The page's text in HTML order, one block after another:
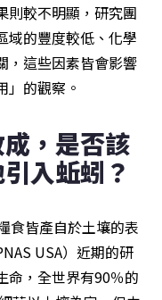
則較不明顯，研究團
域的豐度較低、化學
，這些因素皆會影響
」的觀察。
，是否該
入蚯蚓？
食皆產自於土壤的表
USA）近期的研
命，全世界有90％的